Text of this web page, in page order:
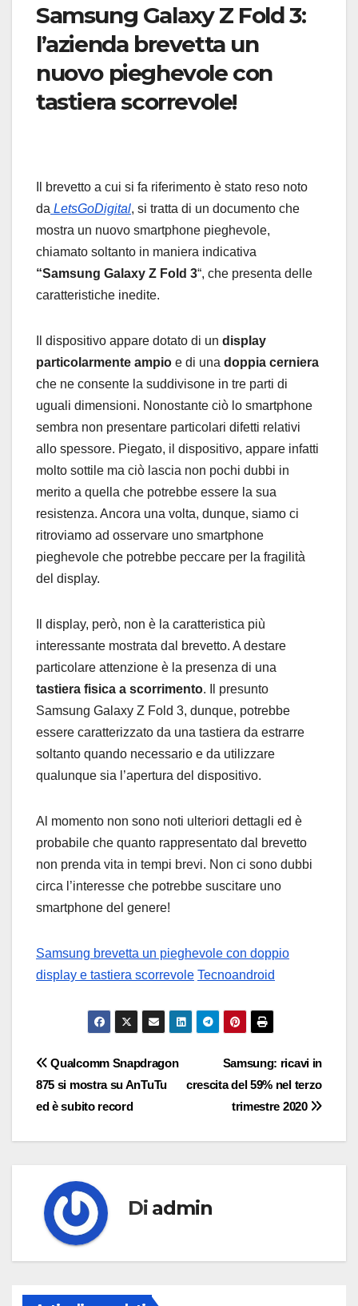
Samsung Galaxy Z Fold 3:
l’azienda brevetta un
nuovo pieghevole con
tastiera scorrevole!
Il brevetto a cui si fa riferimento è stato reso noto
da LetsGoDigital, si tratta di un documento che
mostra un nuovo smartphone pieghevole,
chiamato soltanto in maniera indicativa
“Samsung Galaxy Z Fold 3“, che presenta delle
caratteristiche inedite.
Il dispositivo appare dotato di un display
particolarmente ampio e di una doppia cerniera
che ne consente la suddivisone in tre parti di
uguali dimensioni. Nonostante ciò lo smartphone
sembra non presentare particolari difetti relativi
allo spessore. Piegato, il dispositivo, appare infatti
molto sottile ma ciò lascia non pochi dubbi in
merito a quella che potrebbe essere la sua
resistenza. Ancora una volta, dunque, siamo ci
ritroviamo ad osservare uno smartphone
pieghevole che potrebbe peccare per la fragilità
del display.
Il display, però, non è la caratteristica più
interessante mostrata dal brevetto. A destare
particolare attenzione è la presenza di una
tastiera fisica a scorrimento. Il presunto
Samsung Galaxy Z Fold 3, dunque, potrebbe
essere caratterizzato da una tastiera da estrarre
soltanto quando necessario e da utilizzare
qualunque sia l’apertura del dispositivo.
Al momento non sono noti ulteriori dettagli ed è
probabile che quanto rappresentato dal brevetto
non prenda vita in tempi brevi. Non ci sono dubbi
circa l’interesse che potrebbe suscitare uno
smartphone del genere!
Samsung brevetta un pieghevole con doppio
display e tastiera scorrevole Tecnoandroid
Navigazione
articoli
Samsung: ricavi in
crescita del 59% nel terzo
trimestre 2020
Qualcomm Snapdragon
875 si mostra su AnTuTu
ed è subito record
Di admin